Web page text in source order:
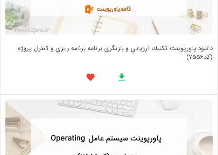
دانلود پاورپوینت تكنيك ارزيابي و بازنگري برنامه برنامه ريزي و كنترل پروژه
(کد7556)